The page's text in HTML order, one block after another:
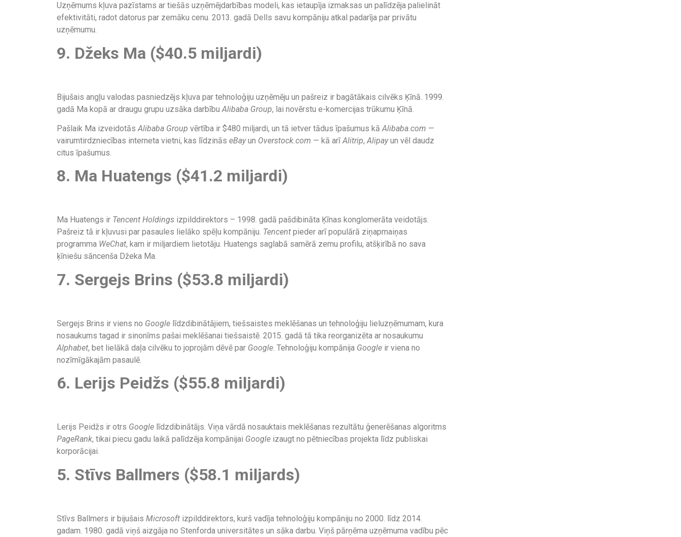
Uzņēmums kļuva pazīstams ar tiešās uzņēmējdarbības modeli, kas ietaupīja izmaksas un palīdzēja palielināt
efektivitāti, radot datorus par zemāku cenu. 2013. gadā Dells savu kompāniju atkal padarīja par privātu
uzņēmumu.
9. Džeks Ma ($40.5 miljardi)
Bijušais angļu valodas pasniedzējs kļuva par tehnoloģiju uzņēmēju un pašreiz ir bagātākais cilvēks Ķīnā. 1999.
gadā Ma kopā ar draugu grupu uzsāka darbību Alibaba Group, lai novērstu e-komercijas trūkumu Ķīnā.
Pašlaik Ma izveidotāsAlibaba Group vērtība ir $480 miljardi, un tā ietver tādus īpašumus kāAlibaba.com —
vairumtirdzniecības interneta vietni, kas līdzinās eBayun Overstock.com — kā arīAlitrip,Alipayun vēl daudz
citus īpašumus.
8. Ma Huatengs ($41.2 miljardi)
Ma Huatengs ir Tencent Holdings izpilddirektors – 1998. gadā pašdibināta Ķīnas konglomerāta veidotājs.
Pašreiz tā ir kļuvusi par pasaules lielāko spēļu kompāniju. Tencent pieder arī populārā ziņapmaiņas
programma WeChat, kam ir miljardiem lietotāju. Huatengs saglabā samērā zemu profilu, atšķirībā no sava
ķīniešu sāncenša Džeka Ma.
7. Sergejs Brins ($53.8 miljardi)
Sergejs Brins ir viens no Google līdzdibinātājiem, tiešsaistes meklēšanas un tehnoloģiju lieluzņēmumam, kura
nosaukums tagad ir sinonīms pašai meklēšanai tiešsaistē. 2015. gadā tā tika reorganizēta ar nosaukumu
Alphabet, bet lielākā daļa cilvēku to joprojām dēvē par Google . Tehnoloģiju kompānija Google ir viena no
nozīmīgākajām pasaulē.
6. Lerijs Peidžs ($55.8 miljardi)
Lerijs Peidžs ir otrs Google līdzdibinātājs. Viņa vārdā nosauktais meklēšanas rezultātu ģenerēšanas algoritms
PageRank, tikai piecu gadu laikā palīdzēja kompānijai Google izaugt no pētniecības projekta līdz publiskai
korporācijai.
5. Stīvs Ballmers ($58.1 miljards)
Stīvs Ballmers ir bijušais Microsoft izpilddirektors, kurš vadīja tehnoloģiju kompāniju no 2000. līdz 2014.
gadam. 1980. gadā viņš aizgāja no Stenforda universitātes un sāka darbu. Viņš pārņēma uzņēmuma vadību pēc